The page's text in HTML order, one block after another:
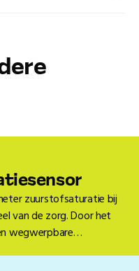
zuurstofsaturatie bij
van de zorg. Door het
wegwerpbare